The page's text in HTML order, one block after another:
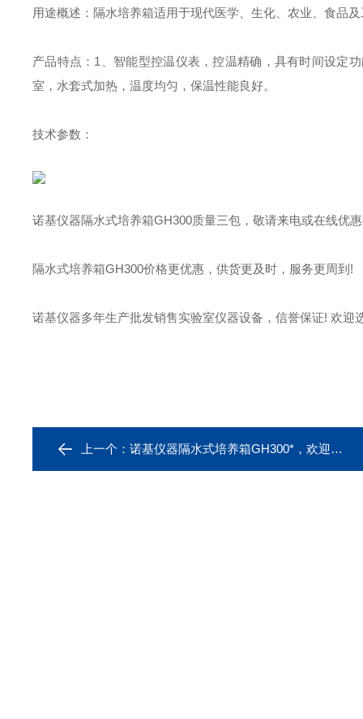
用途概述： 隔水培养箱适用于现代医学、生化、农业、食品
产品特点： 1、智能型控温仪表，控温精确，具有时间设定
室，水套式加热，温度均匀，保温性能良好。
技术参数：
诺基仪器隔水式培养箱GH300质量三包，敬请来电或在线优
隔水式培养箱GH300价格更优惠，供货更及时，服务更周到!
诺基仪器多年生产批发销售实验室仪器设备，信誉保证! 欢迎
上一个： 诺基仪器隔水式培养箱GH300*，欢迎采购咨询！